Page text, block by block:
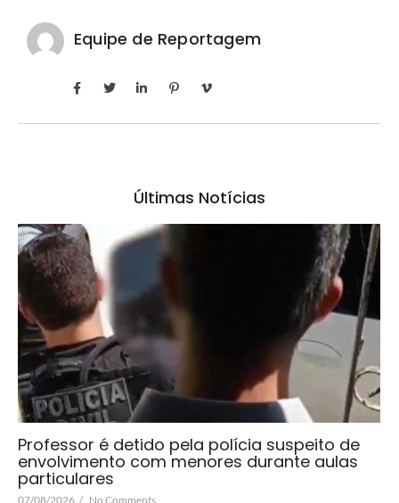
Equipe de Reportagem
Últimas Notícias
Professor é detido pela polícia suspeito de
envolvimento com menores durante aulas
particulares
07/08/2026 / No Comments